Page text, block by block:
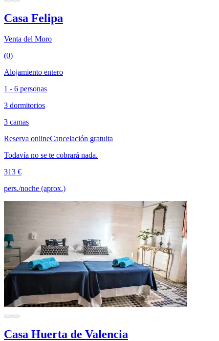
Casa Felipa
Venta del Moro
(0)
Alojamiento entero
1 - 6 personas
3 dormitorios
3 camas
Reserva onlineCancelación gratuita
Todavía no se te cobrará nada.
313 €
pers./noche (aprox.)
Casa Huerta de Valencia